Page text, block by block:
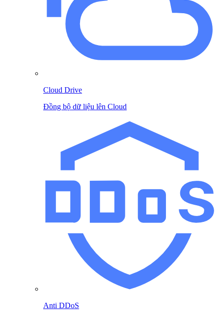
Cloud Drive
Đồng bộ dữ liệu lên Cloud
Anti DDoS